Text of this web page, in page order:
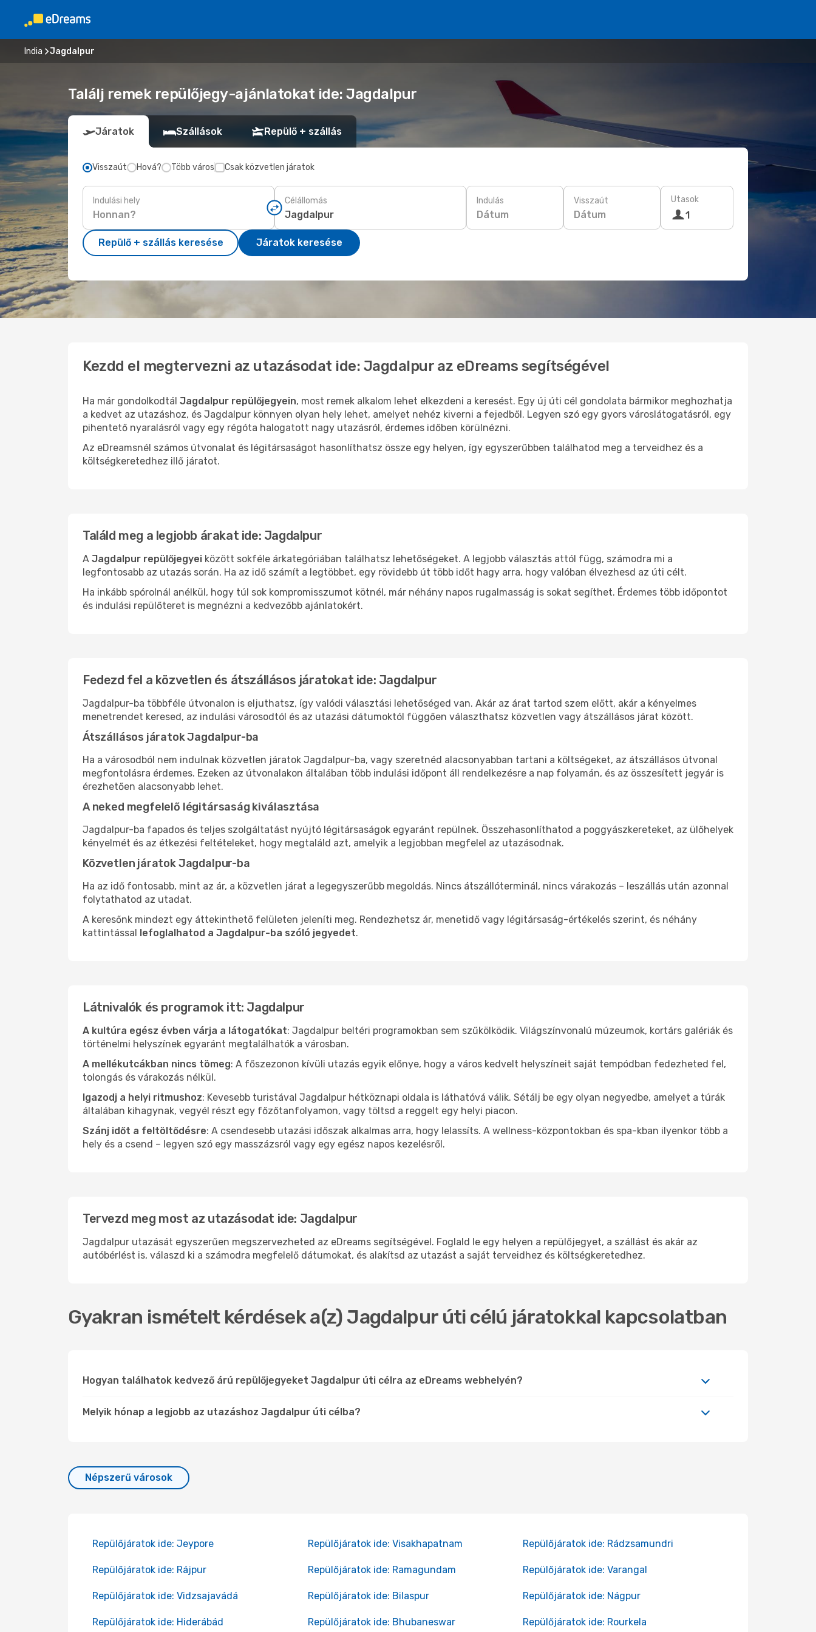
India Jagdalpur
Találj remek repülőjegy-ajánlatokat ide: Jagdalpur
Járatok Szállások Repülő + szállás
Visszaút Hová? Több város Csak közvetlen járatok
Indulási hely Célállomás Indulás
Dátum
Visszaút
Dátum
Utasok
1
Repülő + szállás keresése Járatok keresése
Kezdd el megtervezni az utazásodat ide: Jagdalpur az eDreams segítségével
Ha már gondolkodtál Jagdalpur repülőjegyein, most remek alkalom lehet elkezdeni a keresést. Egy új úti cél gondolata bármikor meghozhatja
a kedvet az utazáshoz, és Jagdalpur könnyen olyan hely lehet, amelyet nehéz kiverni a fejedből. Legyen szó egy gyors városlátogatásról, egy
pihentető nyaralásról vagy egy régóta halogatott nagy utazásról, érdemes időben körülnézni.
Az eDreamsnél számos útvonalat és légitársaságot hasonlíthatsz össze egy helyen, így egyszerűbben találhatod meg a terveidhez és a
költségkeretedhez illő járatot.
Találd meg a legjobb árakat ide: Jagdalpur
A Jagdalpur repülőjegyei között sokféle árkategóriában találhatsz lehetőségeket. A legjobb választás attól függ, számodra mi a
legfontosabb az utazás során. Ha az idő számít a legtöbbet, egy rövidebb út több időt hagy arra, hogy valóban élvezhesd az úti célt.
Ha inkább spórolnál anélkül, hogy túl sok kompromisszumot kötnél, már néhány napos rugalmasság is sokat segíthet. Érdemes több időpontot
és indulási repülőteret is megnézni a kedvezőbb ajánlatokért.
Fedezd fel a közvetlen és átszállásos járatokat ide: Jagdalpur
Jagdalpur-ba többféle útvonalon is eljuthatsz, így valódi választási lehetőséged van. Akár az árat tartod szem előtt, akár a kényelmes
menetrendet keresed, az indulási városodtól és az utazási dátumoktól függően választhatsz közvetlen vagy átszállásos járat között.
Átszállásos járatok Jagdalpur-ba
Ha a városodból nem indulnak közvetlen járatok Jagdalpur-ba, vagy szeretnéd alacsonyabban tartani a költségeket, az átszállásos útvonal
megfontolásra érdemes. Ezeken az útvonalakon általában több indulási időpont áll rendelkezésre a nap folyamán, és az összesített jegyár is
érezhetően alacsonyabb lehet.
A neked megfelelő légitársaság kiválasztása
Jagdalpur-ba fapados és teljes szolgáltatást nyújtó légitársaságok egyaránt repülnek. Összehasonlíthatod a poggyászkereteket, az ülőhelyek
kényelmét és az étkezési feltételeket, hogy megtaláld azt, amelyik a legjobban megfelel az utazásodnak.
Közvetlen járatok Jagdalpur-ba
Ha az idő fontosabb, mint az ár, a közvetlen járat a legegyszerűbb megoldás. Nincs átszállóterminál, nincs várakozás – leszállás után azonnal
folytathatod az utadat.
A keresőnk mindezt egy áttekinthető felületen jeleníti meg. Rendezhetsz ár, menetidő vagy légitársaság-értékelés szerint, és néhány
kattintással lefoglalhatod a Jagdalpur-ba szóló jegyedet.
Látnivalók és programok itt: Jagdalpur
A kultúra egész évben várja a látogatókat: Jagdalpur beltéri programokban sem szűkölködik. Világszínvonalú múzeumok, kortárs galériák és
történelmi helyszínek egyaránt megtalálhatók a városban.
A mellékutcákban nincs tömeg: A főszezonon kívüli utazás egyik előnye, hogy a város kedvelt helyszíneit saját tempódban fedezheted fel,
tolongás és várakozás nélkül.
Igazodj a helyi ritmushoz: Kevesebb turistával Jagdalpur hétköznapi oldala is láthatóvá válik. Sétálj be egy olyan negyedbe, amelyet a túrák
általában kihagynak, vegyél részt egy főzőtanfolyamon, vagy töltsd a reggelt egy helyi piacon.
Szánj időt a feltöltődésre: A csendesebb utazási időszak alkalmas arra, hogy lelassíts. A wellness-központokban és spa-kban ilyenkor több a
hely és a csend – legyen szó egy masszázsról vagy egy egész napos kezelésről.
Tervezd meg most az utazásodat ide: Jagdalpur
Jagdalpur utazását egyszerűen megszervezheted az eDreams segítségével. Foglald le egy helyen a repülőjegyet, a szállást és akár az
autóbérlést is, válaszd ki a számodra megfelelő dátumokat, és alakítsd az utazást a saját terveidhez és költségkeretedhez.
Gyakran ismételt kérdések a(z) Jagdalpur úti célú járatokkal kapcsolatban
Hogyan találhatok kedvező árú repülőjegyeket Jagdalpur úti célra az eDreams webhelyén?
Melyik hónap a legjobb az utazáshoz Jagdalpur úti célba?
Népszerű városok
Repülőjáratok ide: Jeypore Repülőjáratok ide: Visakhapatnam Repülőjáratok ide: Rádzsamundri
Repülőjáratok ide: Rájpur Repülőjáratok ide: Ramagundam Repülőjáratok ide: Varangal
Repülőjáratok ide: Vidzsajavádá Repülőjáratok ide: Bilaspur Repülőjáratok ide: Nágpur
Repülőjáratok ide: Hiderábád Repülőjáratok ide: Bhubaneswar Repülőjáratok ide: Rourkela